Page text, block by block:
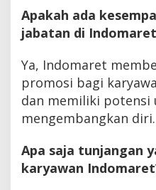
Apakah ada
jabatan di
Ya, Indomaret
promosi bagi
dan memiliki potensi
mengembangkan diri.
Apa saja tunjangan
karyawan